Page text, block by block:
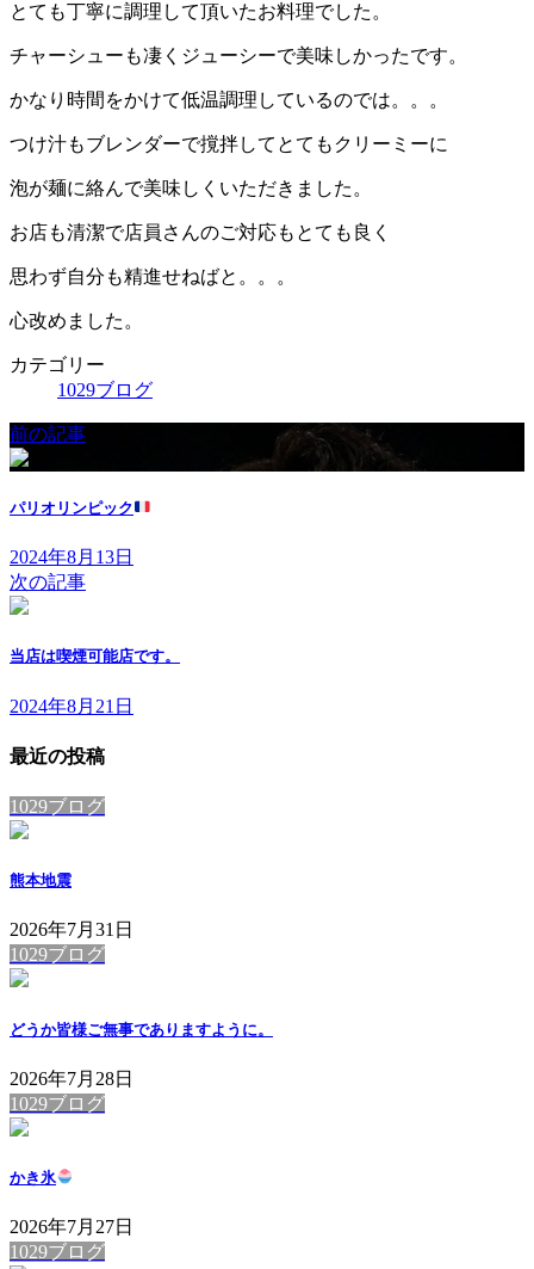
とても丁寧に調理して頂いたお料理でした。
チャーシューも凄くジューシーで美味しかったです。
かなり時間をかけて低温調理しているのでは。。。
つけ汁もブレンダーで撹拌してとてもクリーミーに
泡が麺に絡んで美味しくいただきました。
お店も清潔で店員さんのご対応もとても良く
思わず自分も精進せねばと。。。
心改めました。
カテゴリー
1029ブログ
前の記事
パリオリンピック
2024年8月13日
次の記事
当店は喫煙可能店です。
2024年8月21日
最近の投稿
1029ブログ
熊本地震
2026年7月31日
1029ブログ
どうか皆様ご無事でありますように。
2026年7月28日
1029ブログ
かき氷
2026年7月27日
1029ブログ